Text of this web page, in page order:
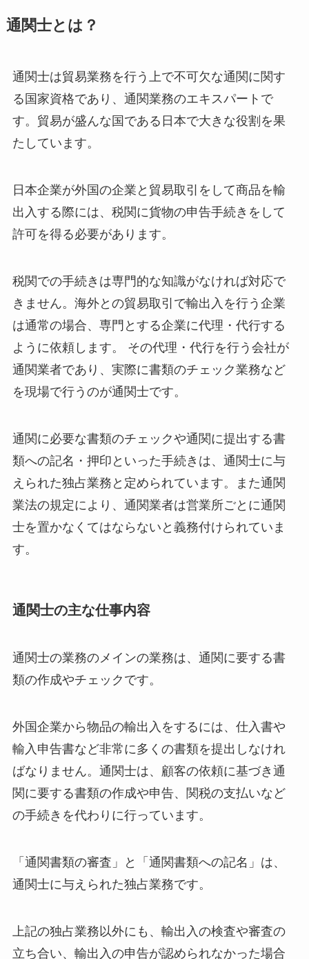
通関士とは？
通関士は貿易業務を行う上で不可欠な通関に関す
る国家資格であり、通関業務のエキスパートで
す。貿易が盛んな国である日本で大きな役割を果
たしています。
日本企業が外国の企業と貿易取引をして商品を輸
出入する際には、税関に貨物の申告手続きをして
許可を得る必要があります。
税関での手続きは専門的な知識がなければ対応で
きません。海外との貿易取引で輸出入を行う企業
は通常の場合、専門とする企業に代理・代行する
ように依頼します。 その代理・代行を行う会社が
通関業者であり、実際に書類のチェック業務など
を現場で行うのが通関士です。
通関に必要な書類のチェックや通関に提出する書
類への記名・押印といった手続きは、通関士に与
えられた独占業務と定められています。また通関
業法の規定により、通関業者は営業所ごとに通関
士を置かなくてはならないと義務付けられていま
す。
通関士の主な仕事内容
通関士の業務のメインの業務は、通関に要する書
類の作成やチェックです。
外国企業から物品の輸出入をするには、仕入書や
輸入申告書など非常に多くの書類を提出しなけれ
ばなりません。通関士は、顧客の依頼に基づき通
関に要する書類の作成や申告、関税の支払いなど
の手続きを代わりに行っています。
「通関書類の審査」と「通関書類への記名」は、
通関士に与えられた独占業務です。
上記の独占業務以外にも、輸出入の検査や審査の
立ち合い、輸出入の申告が認められなかった場合